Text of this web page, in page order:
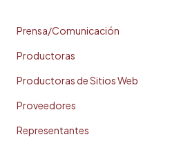
Prensa/Comunicación
Productoras
Productoras de Sitios Web
Proveedores
Representantes